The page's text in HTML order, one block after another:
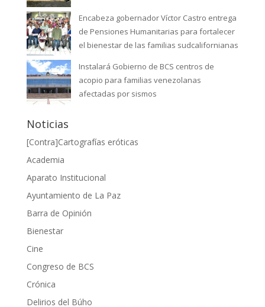
Encabeza gobernador Víctor Castro entrega
de Pensiones Humanitarias para fortalecer
el bienestar de las familias sudcalifornianas
Instalará Gobierno de BCS centros de
acopio para familias venezolanas
afectadas por sismos
Noticias
[Contra]Cartografías eróticas
Academia
Aparato Institucional
Ayuntamiento de La Paz
Barra de Opinión
Bienestar
Cine
Congreso de BCS
Crónica
Delirios del Búho